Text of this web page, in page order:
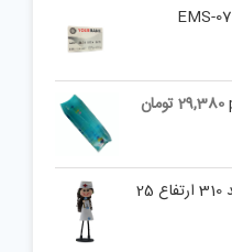
29,380تومان
عروسک طرح سوزی مدل پرستار کد 310 ارتفاع 25